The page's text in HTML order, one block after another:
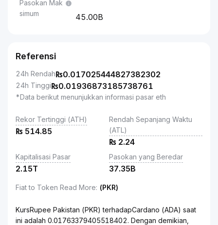
Pasokan Mak
simum
45.00B
Referensi
24h Rendah₨0.017025444827382302
24h Tinggi₨0.01936873185738761
*Data berikut menunjukkan informasi pasar eth
Rekor Tertinggi (ATH)
₨ 514.85
Rendah Sepanjang Waktu
(ATL)
₨ 2.24
Kapitalisasi Pasar
2.15T
Pasokan yang Beredar
37.35B
Fiat to Token Read More: (PKR)
KursRupee Pakistan (PKR) terhadapCardano (ADA) saat
ini adalah 0.01763379405518402. Dengan demikian,